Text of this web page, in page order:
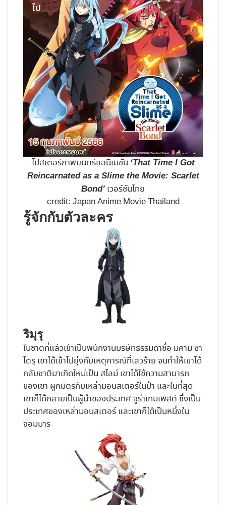
โปสเตอร์ภาพยนตร์แอนิเมชัน ‘That Time I Got
Reincarnated as a Slime the Movie: Scarlet
Bond’ เวอร์ชันไทย
credit: Japan Anime Movie Thailand
รู้จักกับตัวละคร
ริมุรุ
ในชาติที่แล้วเข้าเป็นพนักงานบริษัทธรรมดาชื่อ มิคามิ ซา
โตรุ เขาได้เข้าไปยุ่งกับเหตุการณ์ที่เลวร้าย จนทำให้เขาได้
กลับชาติมาเกิดใหม่เป็น สไลม์ เขาได้ใช้ความสามารถ
ของเขา ผูกมิตรกับเหล่ามอนสเตอร์ในป่า และในที่สุด
เขาก็ได้กลายเป็นผู้นำของประเทศ จูร่าเทมเพสต์ ซึ่งเป็น
ประเทศของเหล่ามอนสเตอร์ และเขาก็ได้เป็นหนึ่งใน
จอมมาร